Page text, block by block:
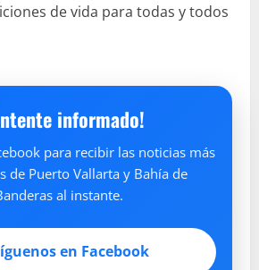
de vida para todas y todos
informado!
para recibir las noticias más
de Puerto Vallarta y Bahía de
al instante.
en Facebook